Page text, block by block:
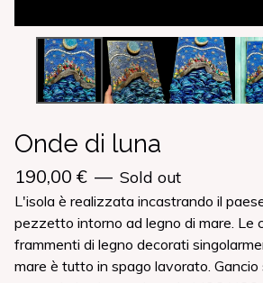
Onde di luna
190,00 € — Sold out
L'isola è realizzata incastrando il
pezzetto intorno ad legno di mare. Le
frammenti di legno decorati
mare è tutto in spago lavorato. Gancio